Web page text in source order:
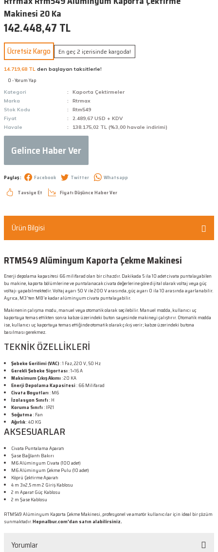
Makinesi 20 Ka
142.448,47 TL
Ücretsiz Kargo En geç 2 içerisinde kargoda!
14.719,68 TL den başlayan taksitlerle!
0 - Yorum Yap
Kategori
Kaporta Çektirmeler
Marka
Rtrmax
Stok Kodu
Rtm549
Fiyat
2.489,67 USD + KDV
Havale
138.175,02 TL (%3,00 havale indirimi)
Gelince Haber Ver
Paylaş : Facebook Twitter
Whatsapp
Tavsiye Et
Fiyatı Düşünce Haber Ver
Ürün Bilgisi
RTM549 Alüminyum Kaporta Çekme Makinesi
Enerji depolama kapasitesi 66 milifarad olan bir cihazdır. Dakikada 5 ila 10 adet civata puntalayabilen
bu makine, kaporta bölümlerine ve puntalanacak civata değerlerine göre dijital olarak voltaj veya güç
voltajı yapabilmektedir. Voltaj ayarı 50 V ile 200 V arasında, güç ayarı 0 ila 10 arasında ayarlanabilir.
Ayrıca, M3'ten M8'e kadar alüminyum civata puntalayabilir.
Makinenin çalışma modu, manuel veya otomatik olarak seçilebilir. Manuel modda, kullanıcı uç
kaportaya temas ettikten sonra kabze üzerindeki buton sayesinde makineyi çalıştırır. Otomatik modda
ise, kullanıcı uç kaportaya temas ettiğinde otomatik olarak çıkış verir; kabze üzerindeki butona
basılması gerekmez.
TEKNİK ÖZELLİKLERİ
Şebeke Gerilimi (VAC): 1 Faz, 220 V, 50 Hz
Gerekli Şebeke Sigortası: 1×16 A
Maksimum Çıkış Akımı: 20 KA
Enerji Depolama Kapasitesi: 66 Milifarad
Civata Boyutları: M6
İzolasyon Sınıfı: H
Koruma Sınıfı: IP21
Soğutma: Fan
Ağırlık: 40 KG
AKSESUARLAR
Civata Puntalama Aparatı
Şase Bağlantı Bakırı
M6 Alüminyum Civata (100 adet)
M6 Alüminyum Çekme Pulu (10 adet)
Köprü Çektirme Aparatı
4 m 3x2,5 mm 2 Giriş Kablosu
2 m Aparat Güç Kablosu
2 m Şase Kablosu
RTM549 Alüminyum Kaporta Çekme Makinesi, profesyonel ve amatör kullanıcılar için ideal bir çözüm
sunmaktadır.Hepnalbur.com'dan satın alabilirsiniz.
Yorumlar